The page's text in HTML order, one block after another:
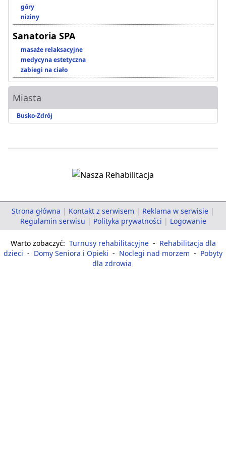
góry
niziny
Sanatoria SPA
masaże relaksacyjne
medycyna estetyczna
zabiegi na ciało
Miasta
Busko-Zdrój
Strona główna | Kontakt z serwisem | Reklama w serwisie |
Regulamin serwisu | Polityka prywatności | Logowanie
Warto zobaczyć: Turnusy rehabilitacyjne - Rehabilitacja dla
dzieci - Domy Seniora i Opieki - Noclegi nad morzem - Pobyty
dla zdrowia